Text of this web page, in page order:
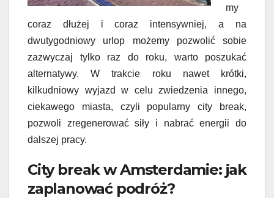
my
coraz dłużej i coraz intensywniej, a na
dwutygodniowy urlop możemy pozwolić sobie
zazwyczaj tylko raz do roku, warto poszukać
alternatywy. W trakcie roku nawet krótki,
kilkudniowy wyjazd w celu zwiedzenia innego,
ciekawego miasta, czyli popularny city break,
pozwoli zregenerować siły i nabrać energii do
dalszej pracy.
City break w Amsterdamie: jak
zaplanować podróż?